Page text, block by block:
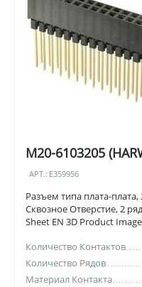
M20-6103205
АРТ.: E359956
Разъем типа плата-
Сквозное Отверстие, 2
Sheet EN 3D Product
Количество Контактов
Количество Рядов
Материал Контакта